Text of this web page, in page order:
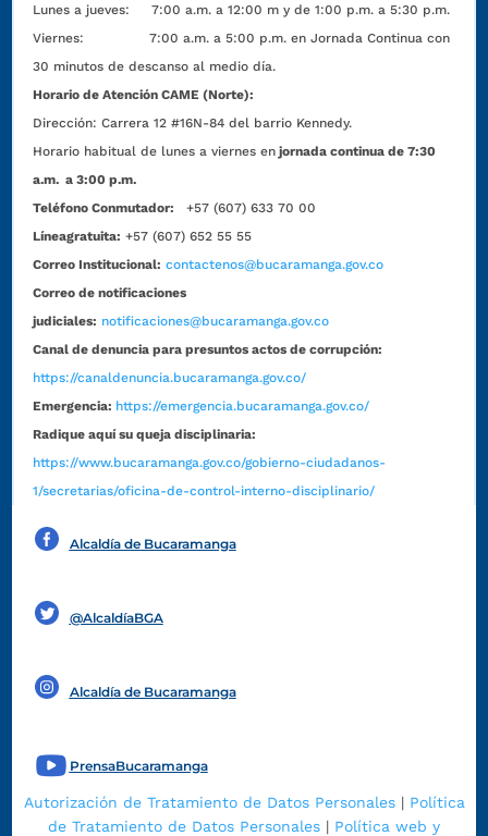
Lunes a jueves: 7:00 a.m. a 12:00 m y de 1:00 p.m. a 5:30 p.m.
Viernes: 7:00 a.m. a 5:00 p.m. en Jornada Continua con
30 minutos de descanso al medio día.
Horario de Atención CAME (Norte):
Dirección:Carrera 12 #16N-84 del barrio Kennedy.
Horario habitual de lunes a viernes en jornada continua de 7:30
a.m. a 3:00 p.m.
Teléfono Conmutador:
+57 (607) 633 70 00
Líneagratuita: +57 (607) 652 55 55
Correo Institucional: contactenos@bucaramanga.gov.co
Correo de notificaciones
judiciales: notificaciones@bucaramanga.gov.co
Canal de denuncia para presuntos actos de corrupción:
https://canaldenuncia.bucaramanga.gov.co/
Emergencia: https://emergencia.bucaramanga.gov.co/
Radique aquí su queja disciplinaria:
https://www.bucaramanga.gov.co/gobierno-ciudadanos-
1/secretarias/oficina-de-control-interno-disciplinario/
Alcaldía de Bucaramanga
@AlcaldíaBGA
Alcaldía de Bucaramanga
PrensaBucaramanga
Autorización de Tratamiento de Datos Personales| Política
de Tratamiento de Datos Personales | Política web y